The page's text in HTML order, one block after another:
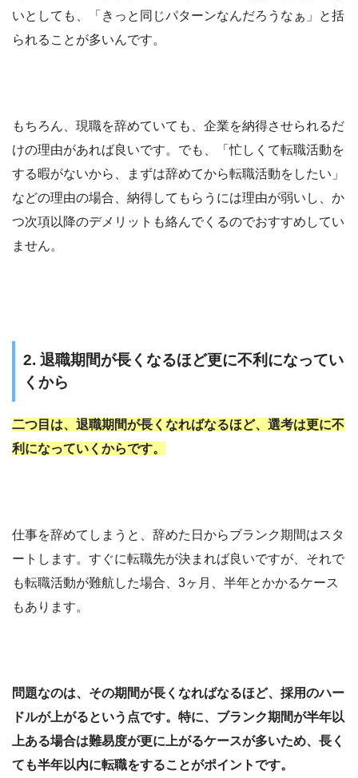
いとしても、「きっと同じパターンなんだろうなぁ」と括
られることが多いんです。
もちろん、現職を辞めていても、企業を納得させられるだ
けの理由があれば良いです。でも、「忙しくて転職活動を
する暇がないから、まずは辞めてから転職活動をしたい」
などの理由の場合、納得してもらうには理由が弱いし、か
つ次項以降のデメリットも絡んでくるのでおすすめしてい
ません。
2. 退職期間が長くなるほど更に不利になってい
くから
二つ目は、退職期間が長くなればなるほど、選考は更に不
利になっていくからです。
仕事を辞めてしまうと、辞めた日からブランク期間はスタ
ートします。すぐに転職先が決まれば良いですが、それで
も転職活動が難航した場合、3ヶ月、半年とかかるケース
もあります。
問題なのは、その期間が長くなればなるほど、採用のハー
ドルが上がるという点です。特に、ブランク期間が半年以
上ある場合は難易度が更に上がるケースが多いため、長く
ても半年以内に転職をすることがポイントです。